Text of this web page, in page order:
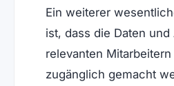
Ein weiterer
ist, dass die Daten und
relevanten
zugänglich gemacht